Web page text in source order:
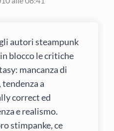
autori steampunk
blocco le critiche
mancanza di
a
correct ed
e realismo.
stimpanke, ce